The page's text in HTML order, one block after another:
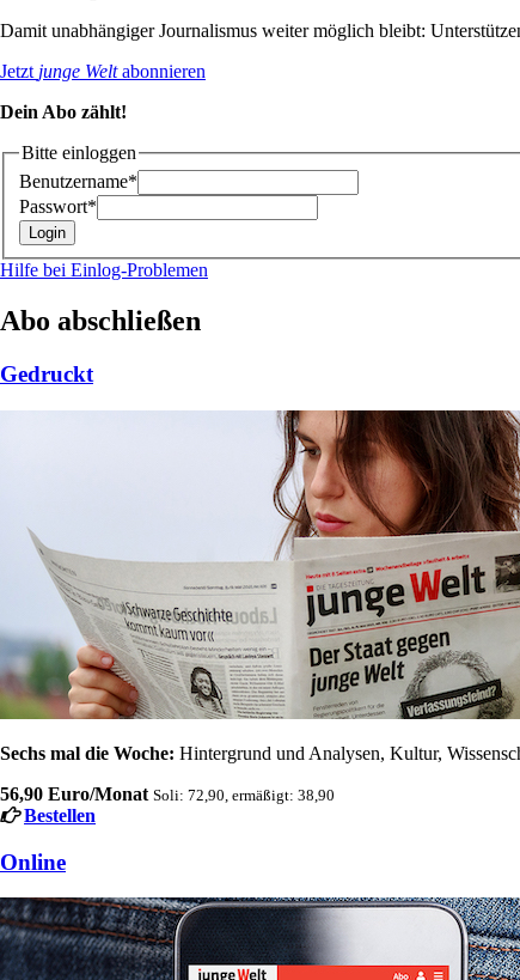
Damit unabhängiger Journalismus weiter möglich bleibt:
Jetzt junge Weltabonnieren
Dein Abo zählt!
Bitte einloggen
Benutzername*
Passwort*
Hilfe bei Einlog-Problemen
Abo abschließen
Gedruckt
Sechs mal die Woche: Hintergrund und Analysen, Kultur,
56,90 Euro/Monat Soli: 72,90, ermäßigt: 38,90
Bestellen
Online